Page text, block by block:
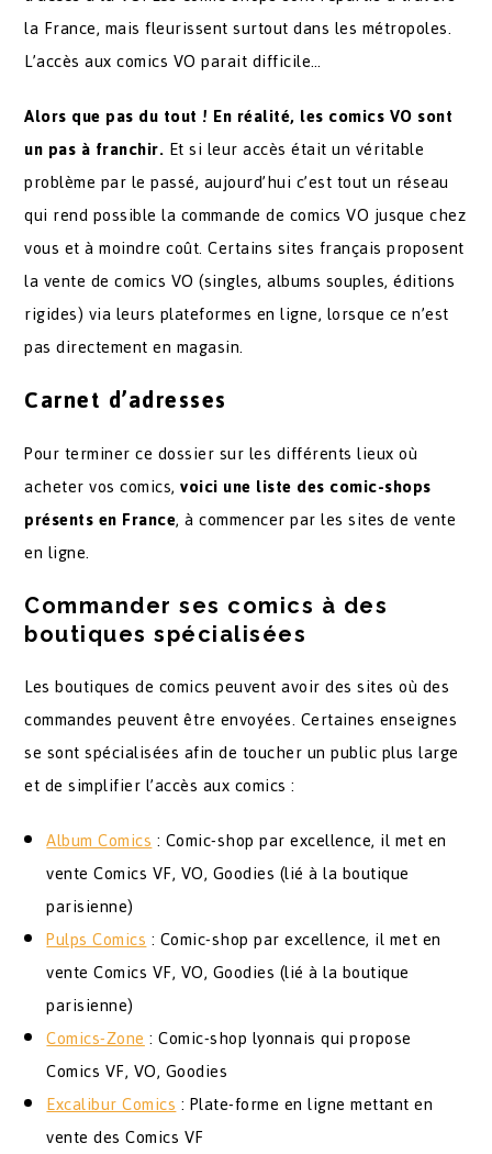
la France, mais fleurissent surtout dans les métropoles.
L’accès aux comics VO parait difficile…
Alors que pas du tout ! En réalité, les comics VO sont
un pas à franchir. Et si leur accès était un véritable
problème par le passé, aujourd’hui c’est tout un réseau
qui rend possible la commande de comics VO jusque chez
vous et à moindre coût. Certains sites français proposent
la vente de comics VO (singles, albums souples, éditions
rigides) via leurs plateformes en ligne, lorsque ce n’est
pas directement en magasin.
Carnet d’adresses
Pour terminer ce dossier sur les différents lieux où
acheter vos comics,voici une liste des comic-shops
présents en France, à commencer par les sites de vente
en ligne.
Commander ses comics à des
boutiques spécialisées
Les boutiques de comics peuvent avoir des sites où des
commandes peuvent être envoyées. Certaines enseignes
se sont spécialisées afin de toucher un public plus large
et de simplifier l’accès aux comics :
Album Comics: Comic-shop par excellence, il met en
vente Comics VF, VO, Goodies (lié à la boutique
parisienne)
Pulps Comics: Comic-shop par excellence, il met en
vente Comics VF, VO, Goodies (lié à la boutique
parisienne)
Comics-Zone: Comic-shop lyonnais qui propose
Comics VF, VO, Goodies
Excalibur Comics: Plate-forme en ligne mettant en
vente des Comics VF